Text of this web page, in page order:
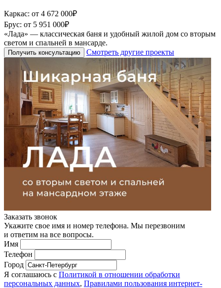
Каркас: от 4 672 000₽
Брус: от 5 951 000₽
«Лада» — классическая баня и удобный жилой дом со вторым
светом и спальней в мансарде.
Получить консультацию Смотреть другие проекты
Заказать звонок
Укажите свое имя и номер телефона. Мы перезвоним
и ответим на все вопросы.
Имя
Телефон
Город
Я соглашаюсь с Политикой в отношении обработки
персональных данных, Правилами пользования интернет-